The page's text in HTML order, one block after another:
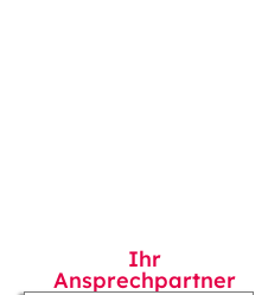
Ihr
Ansprechpartner